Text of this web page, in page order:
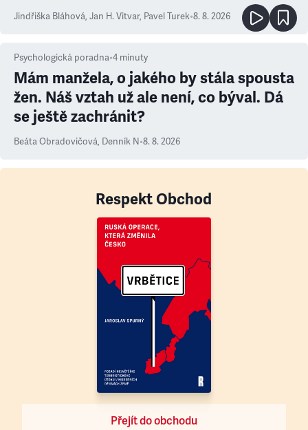
Jindřiška Bláhová, Jan H. Vitvar, Pavel Turek•8. 8. 2026
Psychologická poradna•4 minuty
Mám manžela, o jakého by stála spousta
žen. Náš vztah už ale není, co býval. Dá
se ještě zachránit?
Beáta Obradovičová, Denník N•8. 8. 2026
Respekt Obchod
Přejít do obchodu